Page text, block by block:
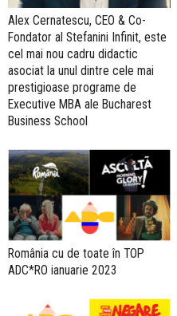
Alex Cernatescu, CEO & Co-
Fondator al Stefanini Infinit, este
cel mai nou cadru didactic
asociat la unul dintre cele mai
prestigioase programe de
Executive MBA ale Bucharest
Business School
România cu de toate în TOP
ADC*RO ianuarie 2023